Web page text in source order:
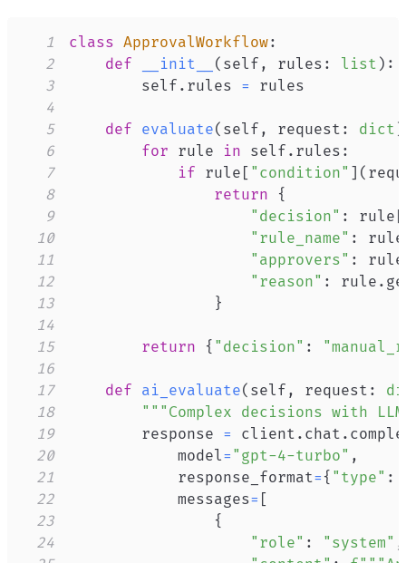
1 class ApprovalWorkflow:
2
def __init__ ( self , rules : list ) :
3
        self
. rules =
4
5
def evaluate( self , request : dict )
6
for rule in self . rules :
7
if rule [ "condition" ] (
8
return
{
9
"decision" : rule
10
"rule_name" : rule
11
"approvers" : rule
12
"reason" : rule .
13
}
14
15
return { "decision" :
16
17
def ai_evaluate( self , request :
18
"""Complex decisions with
19
        response
= client . chat .
20
            model
= "gpt-4-turbo" ,
21
            response_format
= { "type" :
22
            messages
= [
23
{
24
"role" : "system" ,